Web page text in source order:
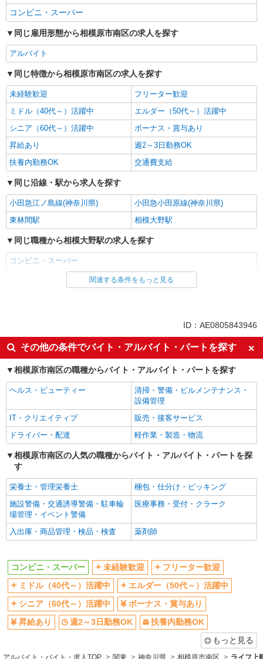
コンビニ・スーパー
同じ雇用形態から相模原市南区の求人を探す
アルバイト
同じ特徴から相模原市南区の求人を探す
未経験歓迎
フリーター歓迎
ミドル（40代～）活躍中
エルダー（50代～）活躍中
シニア（60代～）活躍中
ボーナス・賞与あり
昇給あり
週2～3日勤務OK
扶養内勤務OK
交通費支給
同じ沿線・駅から求人を探す
小田急江ノ島線(神奈川県)
小田急小田原線(神奈川県)
東林間駅
相模大野駅
同じ職種から相模大野駅の求人を探す
コンビニ・スーパー
同じ雇用形態から相模大野駅の求人を探す
未経験歓迎
フリーター歓迎
ミドル（40代～）活躍中
エルダー（50代～）活躍中
シニア（60代～）活躍中
ボーナス・賞与あり
昇給あり
週2～3日勤務OK
扶養内勤務OK
交通費支給
同じ職種から求人を探す
販売・接客サービス
コンビニ・スーパー
同じ特徴から求人を探す
未経験歓迎
ミドル（40代～）活躍中
ボーナス・賞与あり
週2～3日勤務OK
関連する条件をもっと見る
ID：AE0805843946
その他の条件でバイト・アルバイト・パートを探す
相模原市南区の職種からバイト・アルバイト・パートを探す
ヘルス・ビューティー
清掃・警備・ビルメンテナンス・
設備管理
IT・クリエイティブ
販売・接客サービス
ドライバー・配達
軽作業・製造・物流
相模原市南区の人気の職種からバイト・アルバイト・パートを探
す
栄養士・管理栄養士
梱包・仕分け・ピッキング
施設警備・交通誘導警備・駐車輪
場管理・イベント警備
医療事務・受付・クラーク
入出庫・商品管理・検品・検査 薬剤師
コンビニ・スーパー 未経験歓迎
フリーター歓迎
ミドル（40代～）活躍中
エルダー（50代～）活躍中
シニア（60代～）活躍中
ボーナス・賞与あり
昇給あり
週2～3日勤務OK
扶養内勤務OK
もっと見る
アルバイト・バイト・求人TOP 関東 神奈川県 相模原市南区 ライフ上